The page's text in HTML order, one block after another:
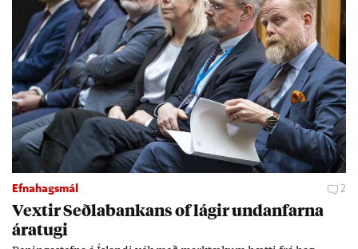
Efnahagsmál 2
Vext­ir Seðla­bank­ans of lág­ir und­an­farna
ára­tugi